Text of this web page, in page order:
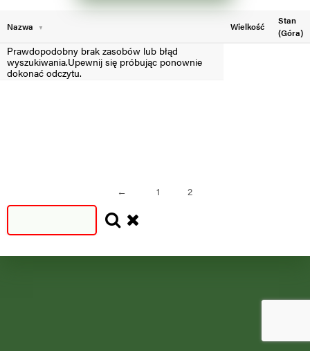
Nazwa Wielkość
Stan
(Góra)
Prawdopodobny brak zasobów lub błąd
wyszukiwania.Upewnij się próbując ponownie
dokonać odczytu.
← 1 2